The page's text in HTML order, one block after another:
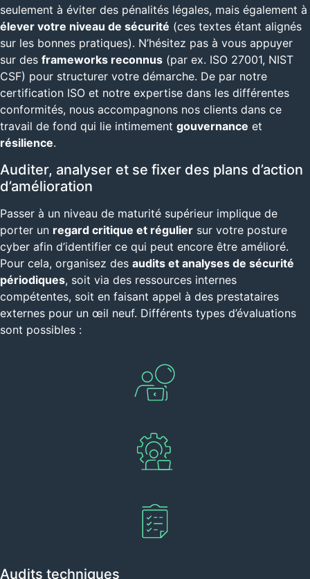
seulement à éviter des pénalités légales, mais également à
élever votre niveau de sécurité (ces textes étant alignés
sur les bonnes pratiques). N’hésitez pas à vous appuyer
sur des frameworks reconnus (par ex. ISO 27001, NIST
CSF) pour structurer votre démarche. De par notre
certification ISO et notre expertise dans les différentes
conformités, nous accompagnons nos clients dans ce
travail de fond qui lie intimement gouvernance et
résilience.
Auditer, analyser et se fixer des plans d’action
d’amélioration
Passer à un niveau de maturité supérieur implique de
porter un regard critique et régulier sur votre posture
cyber afin d’identifier ce qui peut encore être amélioré.
Pour cela, organisez des audits et analyses de sécurité
périodiques, soit via des ressources internes
compétentes, soit en faisant appel à des prestataires
externes pour un œil neuf. Différents types d’évaluations
sont possibles :
Audits techniques